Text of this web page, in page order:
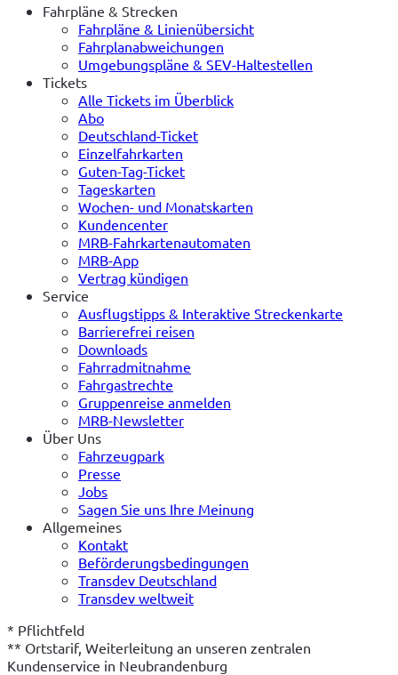
Fahrpläne & Strecken
Fahrpläne & Linienübersicht
Fahrplanabweichungen
Umgebungspläne & SEV-Haltestellen
Tickets
Alle Tickets im Überblick
Abo
Deutschland-Ticket
Einzelfahrkarten
Guten-Tag-Ticket
Tageskarten
Wochen- und Monatskarten
Kundencenter
MRB-Fahrkartenautomaten
MRB-App
Vertrag kündigen
Service
Ausflugstipps & Interaktive Streckenkarte
Barrierefrei reisen
Downloads
Fahrradmitnahme
Fahrgastrechte
Gruppenreise anmelden
MRB-Newsletter
Über Uns
Fahrzeugpark
Presse
Jobs
Sagen Sie uns Ihre Meinung
Allgemeines
Kontakt
Beförderungsbedingungen
Transdev Deutschland
Transdev weltweit
* Pflichtfeld
** Ortstarif, Weiterleitung an unseren zentralen
Kundenservice in Neubrandenburg